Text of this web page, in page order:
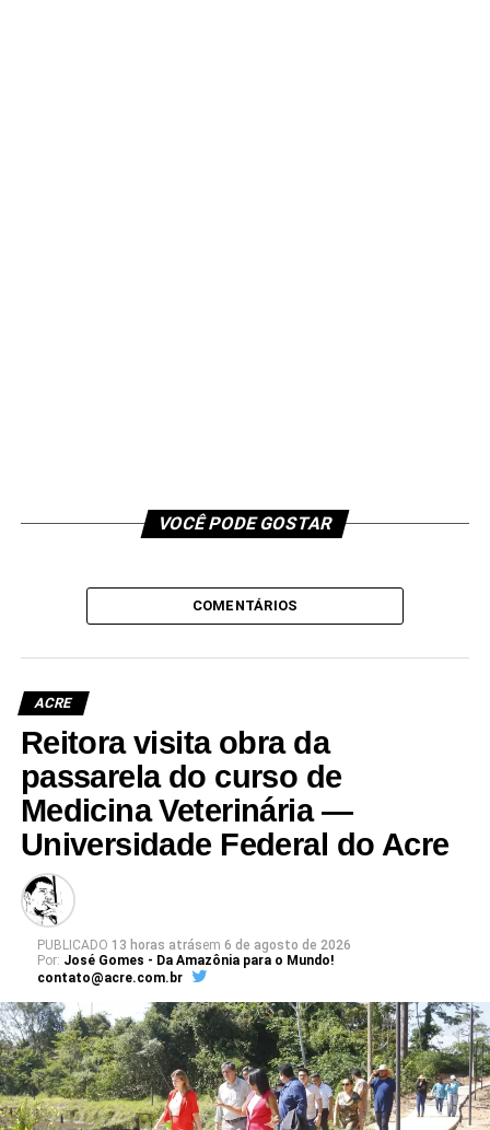
VOCÊ PODE GOSTAR
COMENTÁRIOS
ACRE
Reitora visita obra da
passarela do curso de
Medicina Veterinária —
Universidade Federal do Acre
PUBLICADO 13 horas atrásem 6 de agosto de 2026
Por: José Gomes - Da Amazônia para o Mundo!
contato@acre.com.br